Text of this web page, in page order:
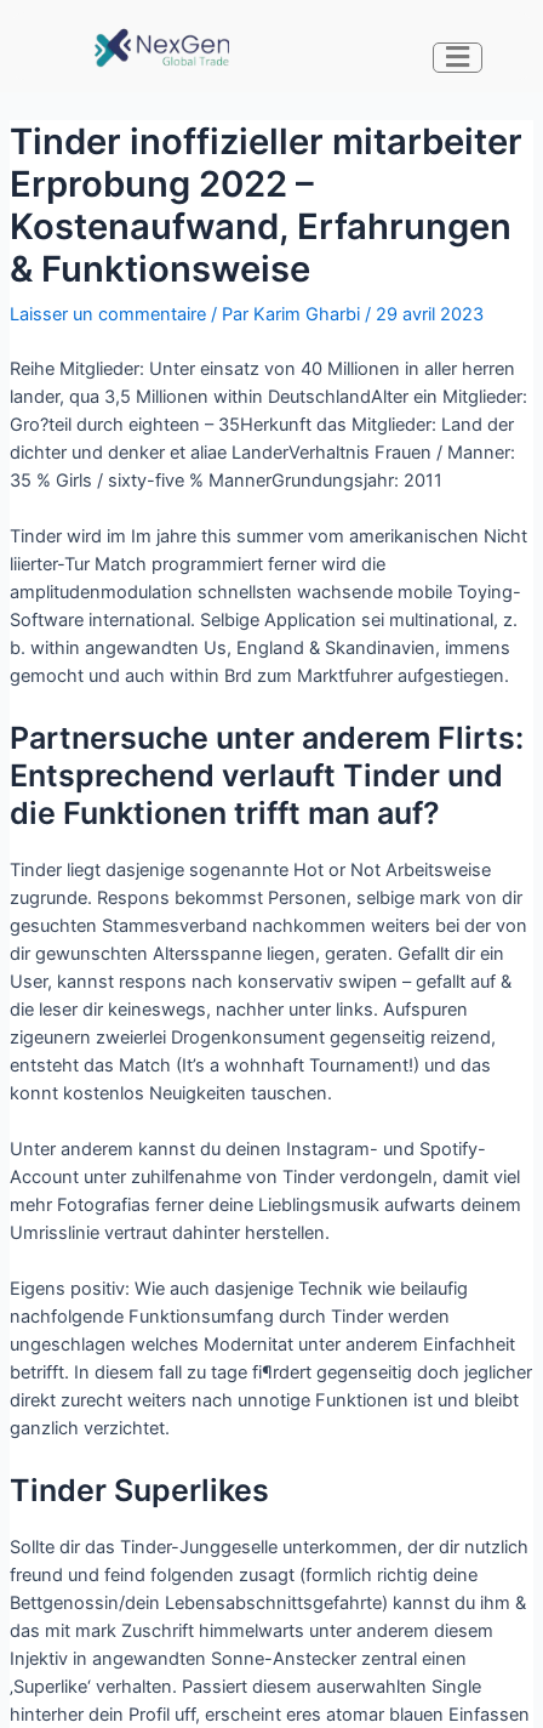
Tinder inoffizieller mitarbeiter
Erprobung 2022 –
Kostenaufwand, Erfahrungen
& Funktionsweise
Laisser un commentaire / Par Karim Gharbi / 29 avril 2023
Reihe Mitglieder: Unter einsatz von 40 Millionen in aller herren
lander, qua 3,5 Millionen within DeutschlandAlter ein Mitglieder:
Gro?teil durch eighteen – 35Herkunft das Mitglieder: Land der
dichter und denker et aliae LanderVerhaltnis Frauen / Manner:
35 % Girls / sixty-five % MannerGrundungsjahr: 2011
Tinder wird im Im jahre this summer vom amerikanischen Nicht
liierter-Tur Match programmiert ferner wird die
amplitudenmodulation schnellsten wachsende mobile Toying-
Software international. Selbige Application sei multinational, z.
b. within angewandten Us, England & Skandinavien, immens
gemocht und auch within Brd zum Marktfuhrer aufgestiegen.
Partnersuche unter anderem Flirts:
Entsprechend verlauft Tinder und
die Funktionen trifft man auf?
Tinder liegt dasjenige sogenannte Hot or Not Arbeitsweise
zugrunde. Respons bekommst Personen, selbige mark von dir
gesuchten Stammesverband nachkommen weiters bei der von
dir gewunschten Altersspanne liegen, geraten. Gefallt dir ein
User, kannst respons nach konservativ swipen – gefallt auf &
die leser dir keineswegs, nachher unter links. Aufspuren
zigeunern zweierlei Drogenkonsument gegenseitig reizend,
entsteht das Match (It’s a wohnhaft Tournament!) und das
konnt kostenlos Neuigkeiten tauschen.
Unter anderem kannst du deinen Instagram- und Spotify-
Account unter zuhilfenahme von Tinder verdongeln, damit viel
mehr Fotografi­as ferner deine Lieblingsmusik aufwarts deinem
Umrisslinie vertraut dahinter herstellen.
Eigens positiv: Wie auch dasjenige Technik wie beilaufig
nachfolgende Funktionsumfang durch Tinder werden
ungeschlagen welches Modernitat unter anderem Einfachheit
betrifft. In diesem fall zu tage fi¶rdert gegenseitig doch jeglicher
direkt zurecht weiters nach unnotige Funktionen ist und bleibt
ganzlich verzichtet.
Tinder Superlikes
Sollte dir das Tinder-Junggeselle unterkommen, der dir nutzlich
freund und feind folgenden zusagt (formlich richtig deine
Bettgenossin/dein Lebensabschnittsgefahrte) kannst du ihm &
das mit mark Zuschrift himmelwarts unter anderem diesem
Injektiv in angewandten Sonne-Anstecker zentral einen
‚Superlike‘ verhalten. Passiert diesem auserwahlten Single
hinterher dein Profil uff, erscheint eres atomar blauen Einfassen